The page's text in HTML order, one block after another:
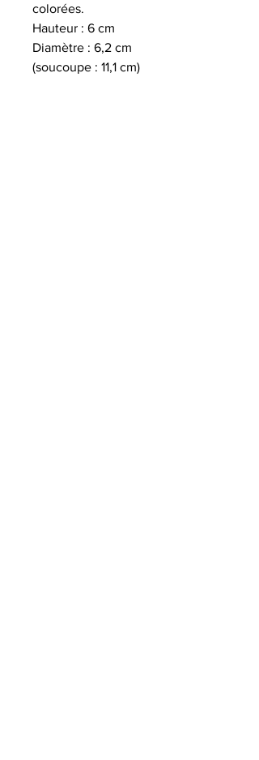
colorées.
Hauteur : 6 cm
Diamètre : 6,2 cm
(soucoupe : 11,1 cm)